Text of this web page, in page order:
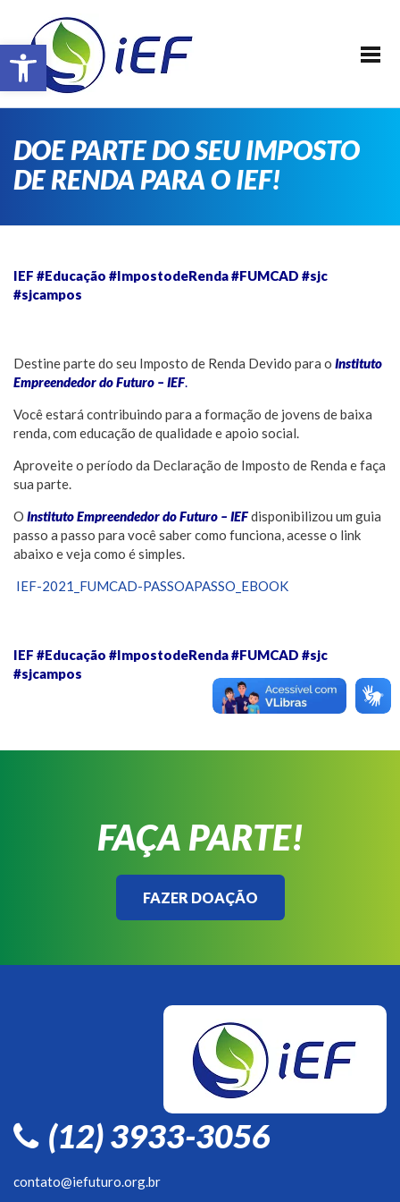
Barra de Ferramentas Aberta
SOBRE O IEF
ALUNOS
REALIZAÇÕES
PATROCINADORES
CONTATO
E-BOOK IEF
DOE PARTE DO SEU IMPOSTO
DE RENDA PARA O IEF!
IEF #Educação #ImpostodeRenda #FUMCAD #sjc
#sjcampos
Destine parte do seu Imposto de Renda Devido para o Instituto
Empreendedor do Futuro – IEF.
Você estará contribuindo para a formação de jovens de baixa
renda, com educação de qualidade e apoio social.
Aproveite o período da Declaração de Imposto de Renda e faça
sua parte.
O Instituto Empreendedor do Futuro – IEFdisponibilizou um guia
passo a passo para você saber como funciona, acesse o link
abaixo e veja como é simples.
IEF-2021_FUMCAD-PASSOAPASSO_EBOOK
IEF #Educação #ImpostodeRenda #FUMCAD #sjc
#sjcampos
FAÇA PARTE!
FAZER DOAÇÃO
(12) 3933-3056
contato@iefuturo.org.br